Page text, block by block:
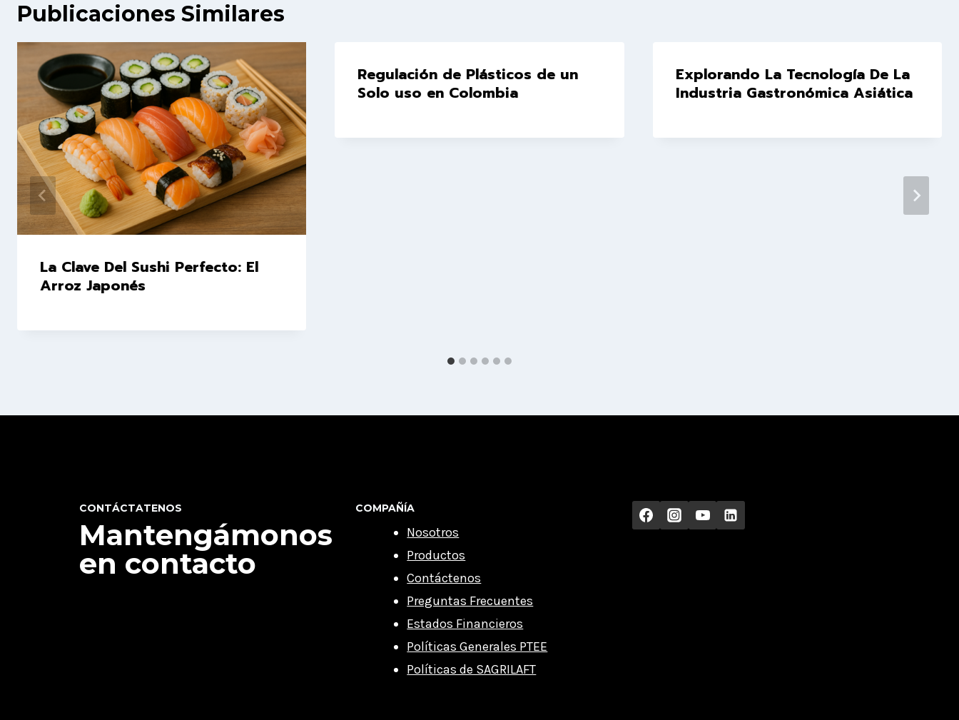
Publicaciones Similares
La Clave Del Sushi Perfecto: El
Arroz Japonés
Regulación de Plásticos de un
Solo uso en Colombia
Explorando La Tecnología De La
Industria Gastronómica Asiática
CONTÁCTATENOS
Mantengámonos
en contacto
COMPAÑÍA
Nosotros
Productos
Contáctenos
Preguntas Frecuentes
Estados Financieros
Políticas Generales PTEE
Políticas de SAGRILAFT